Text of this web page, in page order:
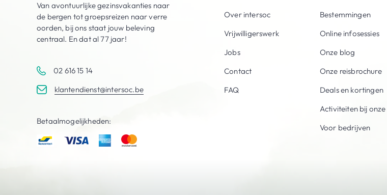
Van avontuurlijke gezinsvakanties naar
de bergen tot groepsreizen naar verre
oorden, bij ons staat jouw beleving
centraal. En dat al 77 jaar!
02 616 15 14
klantendienst@intersoc.be
Betaalmogelijkheden:
Over intersoc
Vrijwilligerswerk
Jobs
Contact
FAQ
Bestemmingen
Online infosessies
Onze blog
Onze reisbrochure
Deals en kortingen
Activiteiten bij onze
Voor bedrijven